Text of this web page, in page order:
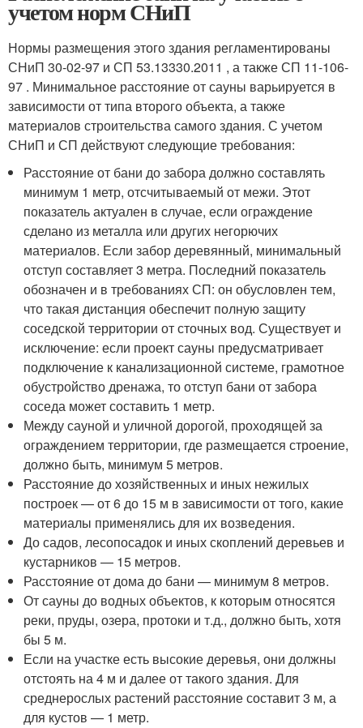
учетом норм СНиП
Нормы размещения этого здания регламентированы
СНиП 30-02-97 и СП 53.13330.2011 , а также СП 11-106-
97 . Минимальное расстояние от сауны варьируется в
зависимости от типа второго объекта, а также
материалов строительства самого здания. С учетом
СНиП и СП действуют следующие требования:
Расстояние от бани до забора должно составлять
минимум 1 метр, отсчитываемый от межи. Этот
показатель актуален в случае, если ограждение
сделано из металла или других негорючих
материалов. Если забор деревянный, минимальный
отступ составляет 3 метра. Последний показатель
обозначен и в требованиях СП: он обусловлен тем,
что такая дистанция обеспечит полную защиту
соседской территории от сточных вод. Существует и
исключение: если проект сауны предусматривает
подключение к канализационной системе, грамотное
обустройство дренажа, то отступ бани от забора
соседа может составить 1 метр.
Между сауной и уличной дорогой, проходящей за
ограждением территории, где размещается строение,
должно быть, минимум 5 метров.
Расстояние до хозяйственных и иных нежилых
построек — от 6 до 15 м в зависимости от того, какие
материалы применялись для их возведения.
До садов, лесопосадок и иных скоплений деревьев и
кустарников — 15 метров.
Расстояние от дома до бани — минимум 8 метров.
От сауны до водных объектов, к которым относятся
реки, пруды, озера, протоки и т.д., должно быть, хотя
бы 5 м.
Если на участке есть высокие деревья, они должны
отстоять на 4 м и далее от такого здания. Для
среднерослых растений расстояние составит 3 м, а
для кустов — 1 метр.